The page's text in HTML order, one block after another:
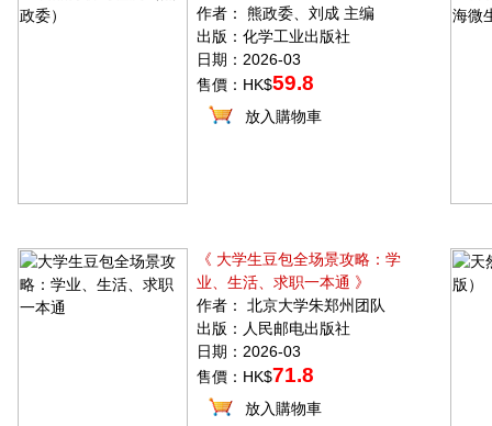
作者： 熊政委、刘成 主编
出版：化学工业出版社
日期：2026-03
售價：HK$59.8
放入購物車
《 大学生豆包全场景攻略：学
业、生活、求职一本通 》
作者： 北京大学朱郑州团队
出版：人民邮电出版社
日期：2026-03
售價：HK$71.8
放入購物車